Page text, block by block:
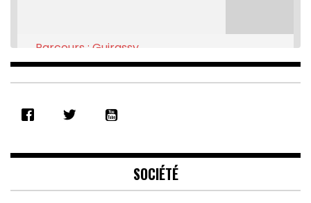
RSS FEED
EMBED
Parcours : Guirassy
Feb 16, 2021 • 28:08
SOCIÉTÉ